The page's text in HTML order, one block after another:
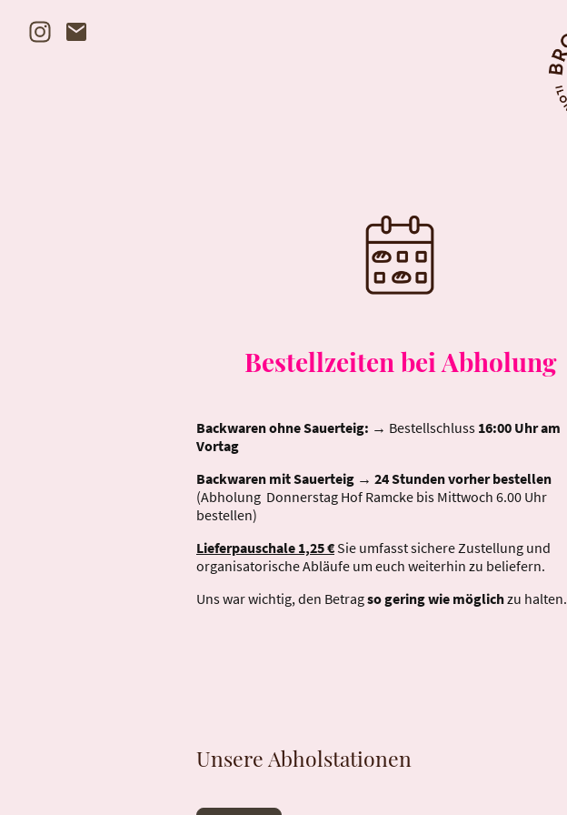
Bestellzeiten bei Abholung
Backwaren ohne Sauerteig: → Bestellschluss 16:00 Uhr am
Vortag
Backwaren mit Sauerteig → 24 Stunden vorher bestellen
(Abholung Donnerstag Hof Ramcke bis Mittwoch 6.00 Uhr
bestellen)
Lieferpauschale 1,25 €Sie umfasst sichere Zustellung und
organisatorische Abläufe um euch weiterhin zu beliefern.
Uns war wichtig, den Betragso gering wie möglichzu halten.
Unsere Abholstationen